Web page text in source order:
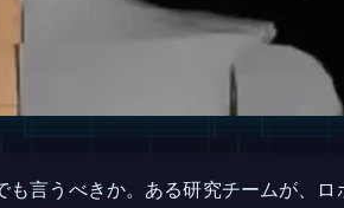
言うべきか。ある研究チームが、ロ